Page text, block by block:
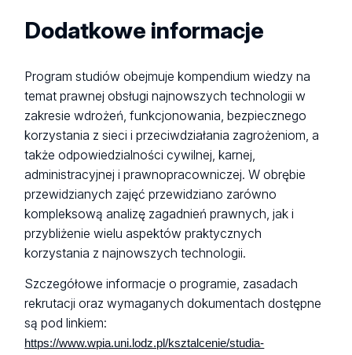
Dodatkowe informacje
Program studiów obejmuje kompendium wiedzy na
temat prawnej obsługi najnowszych technologii w
zakresie wdrożeń, funkcjonowania, bezpiecznego
korzystania z sieci i przeciwdziałania zagrożeniom, a
także odpowiedzialności cywilnej, karnej,
administracyjnej i prawnopracowniczej. W obrębie
przewidzianych zajęć przewidziano zarówno
kompleksową analizę zagadnień prawnych, jak i
przybliżenie wielu aspektów praktycznych
korzystania z najnowszych technologii.
Szczegółowe informacje o programie, zasadach
rekrutacji oraz wymaganych dokumentach dostępne
są pod linkiem:
https://www.wpia.uni.lodz.pl/ksztalcenie/studia-